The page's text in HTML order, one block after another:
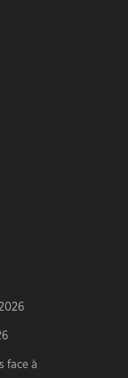
face à